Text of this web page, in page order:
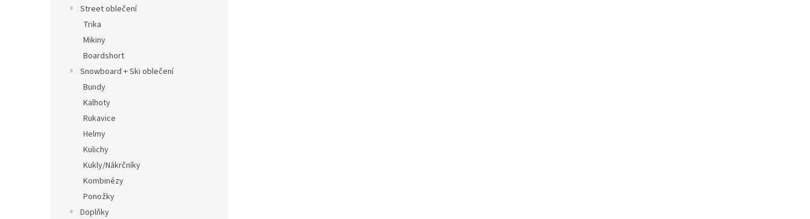
Street oblečení
Trika
Mikiny
Boardshort
Snowboard + Ski oblečení
Bundy
Kalhoty
Rukavice
Helmy
Kulichy
Kukly/Nákrčníky
Kombinézy
Ponožky
Doplňky